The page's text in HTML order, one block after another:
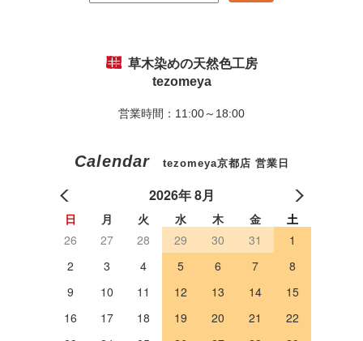
草木染めの天然色工房
tezomeya
営業時間：11:00～18:00
Calendar tezomeya京都店 営業日
2026年 8月
日 月 火 水 木 金
土
26
27 28 29 30 31
1
2
3 4 5 6 7
8
9
10 11 12 13 14
15
16
17 18 19 20 21
22